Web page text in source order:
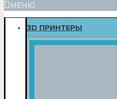
МЕНЮ
3D ПРИНТЕРЫ